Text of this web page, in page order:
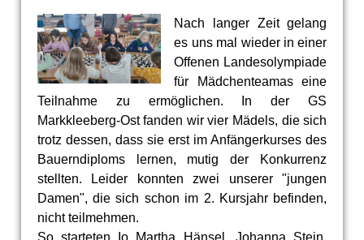
Nach langer Zeit gelang
es uns mal wieder in einer
Offenen Landesolympiade
für Mädchenteamas eine
Teilnahme zu ermöglichen. In der GS
Markkleeberg-Ost fanden wir vier Mädels, die sich
trotz dessen, dass sie erst im Anfängerkurses des
Bauerndiploms lernen, mutig der Konkurrenz
stellten. Leider konnten zwei unserer "jungen
Damen", die sich schon im 2. Kursjahr befinden,
nicht teilmehmen.
So starteten Io Martha Hänsel, Johanna Stein,